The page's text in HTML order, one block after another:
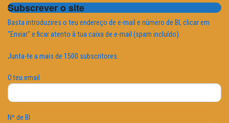
Subscrever o site
Basta introduzires o teu endereço de e-mail e número de BI, clicar em
"Enviar" e ficar atento à tua caixa de e-mail (spam incluído).
Junta-te a mais de 1500 subscritores.
O teu email
Nº de BI